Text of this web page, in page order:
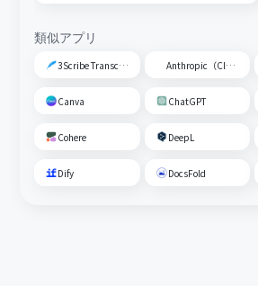
類似アプリ
3Scribe Transcription Anthropic（Claude）
Canva ChatGPT
Cohere DeepL
Dify DocsFold